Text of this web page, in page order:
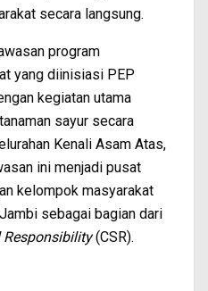
secara langsung.
program
yang diinisiasi PEP
kegiatan utama
sayur secara
Kenali Asam Atas,
ini menjadi pusat
kelompok masyarakat
sebagai bagian dari
Responsibility(CSR).